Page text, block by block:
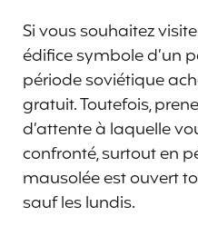
Si vous souhaitez
édifice symbole d’un
période soviétique
gratuit. Toutefois,
d’attente à laquelle
confronté, surtout en
mausolée est ouvert
sauf les lundis.